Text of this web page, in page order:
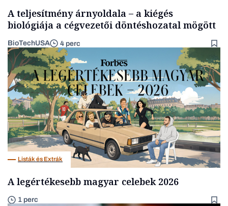
A teljesítmény árnyoldala – a kiégés
biológiája a cégvezetői döntéshozatal mögött
BioTechUSA 4 perc
Listák és Extrák
A legértékesebb magyar celebek 2026
1 perc